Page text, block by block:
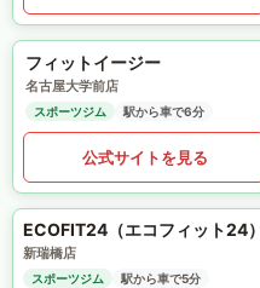
フィットイージー
名古屋大学前店
スポーツジム 駅から車で6分
公式サイトを見る
ECOFIT24（エコフィット24）
新瑞橋店
スポーツジム 駅から車で5分